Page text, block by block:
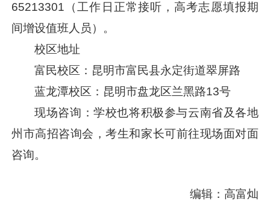
65213301（工作日正常接听，高考志愿填报期
间增设值班人员）。
校区地址
富民校区：昆明市富民县永定街道翠屏路
蓝龙潭校区：昆明市盘龙区兰黑路13号
现场咨询：学校也将积极参与云南省及各地
州市高招咨询会，考生和家长可前往现场面对面
咨询。
编辑：高富灿